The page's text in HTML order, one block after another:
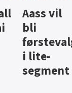
Hard
iste fra
Hansa